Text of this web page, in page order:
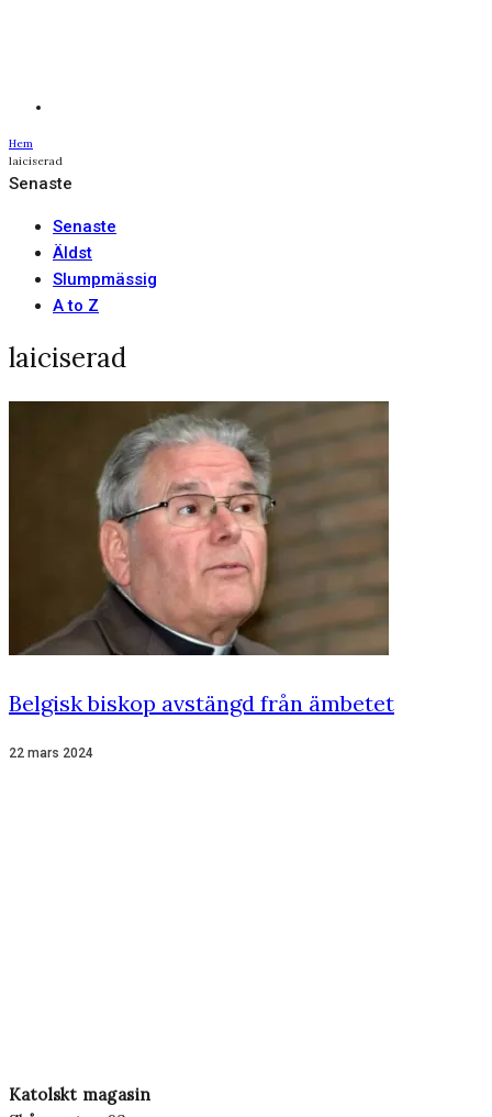
Hem
laiciserad
Senaste
Senaste
Äldst
Slumpmässig
A to Z
laiciserad
Belgisk biskop avstängd från ämbetet
22 mars 2024
Katolskt magasin